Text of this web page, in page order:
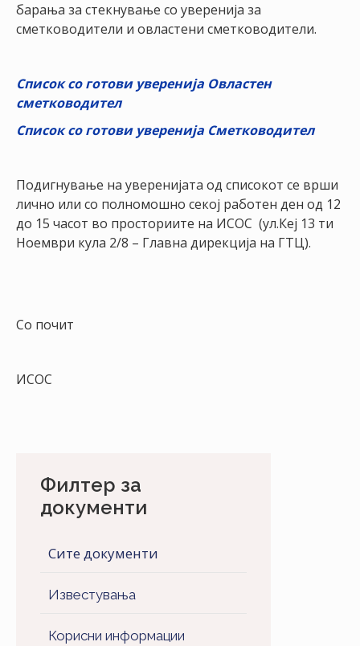
НАСТАНИ
НАЈАВА
ЧЛЕНОВИ
ПОДАТОЦИ
Филтер за
документи
Сите документи
Известувања
Корисни информации
барања за стекнување со уверенија за
сметководители и овластени сметководители.
Список со готови уверенија Овластен
сметководител
Список со готови уверенија Сметководител
Подигнување на уверенијата од списокот се врши
лично или со полномошно секој работен ден од 12
до 15 часот во просториите на ИСОС (ул.Кеј 13 ти
Ноември кула 2/8 – Главна дирекција на ГТЦ).
Со почит
ИСОС